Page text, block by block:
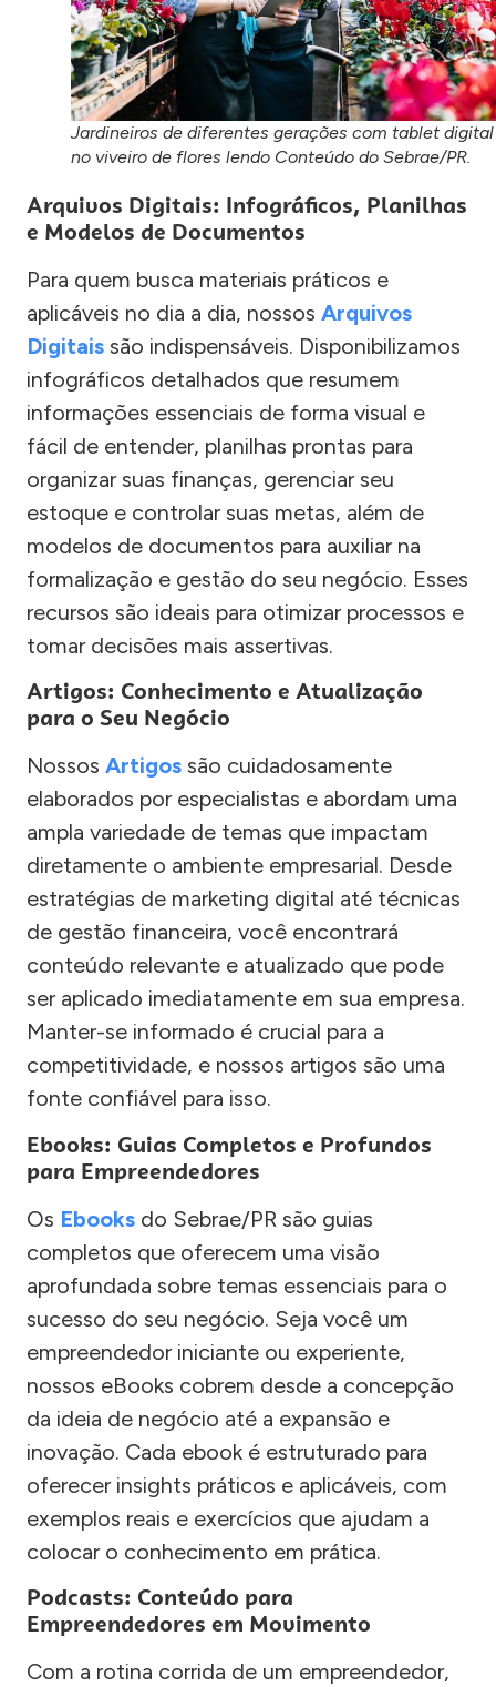
Jardineiros de diferentes gerações com tablet digital
no viveiro de flores lendo Conteúdo do Sebrae/PR.
Arquivos Digitais: Infográficos, Planilhas
e Modelos de Documentos
Para quem busca materiais práticos e
aplicáveis no dia a dia, nossos Arquivos
Digitais são indispensáveis. Disponibilizamos
infográficos detalhados que resumem
informações essenciais de forma visual e
fácil de entender, planilhas prontas para
organizar suas finanças, gerenciar seu
estoque e controlar suas metas, além de
modelos de documentos para auxiliar na
formalização e gestão do seu negócio. Esses
recursos são ideais para otimizar processos e
tomar decisões mais assertivas.
Artigos: Conhecimento e Atualização
para o Seu Negócio
Nossos Artigos são cuidadosamente
elaborados por especialistas e abordam uma
ampla variedade de temas que impactam
diretamente o ambiente empresarial. Desde
estratégias de marketing digital até técnicas
de gestão financeira, você encontrará
conteúdo relevante e atualizado que pode
ser aplicado imediatamente em sua empresa.
Manter-se informado é crucial para a
competitividade, e nossos artigos são uma
fonte confiável para isso.
Ebooks: Guias Completos e Profundos
para Empreendedores
Os Ebooks do Sebrae/PR são guias
completos que oferecem uma visão
aprofundada sobre temas essenciais para o
sucesso do seu negócio. Seja você um
empreendedor iniciante ou experiente,
nossos eBooks cobrem desde a concepção
da ideia de negócio até a expansão e
inovação. Cada ebook é estruturado para
oferecer insights práticos e aplicáveis, com
exemplos reais e exercícios que ajudam a
colocar o conhecimento em prática.
Podcasts: Conteúdo para
Empreendedores em Movimento
Com a rotina corrida de um empreendedor,